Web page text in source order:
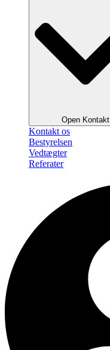
Open Kontakt
Kontakt os
Bestyrelsen
Vedtægter
Referater